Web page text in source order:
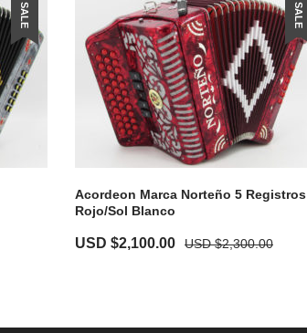
SALE SALE
Acordeon Marca Norteño 5 Registros
Rojo/Sol Blanco
USD $2,300.00
USD $2,100.00